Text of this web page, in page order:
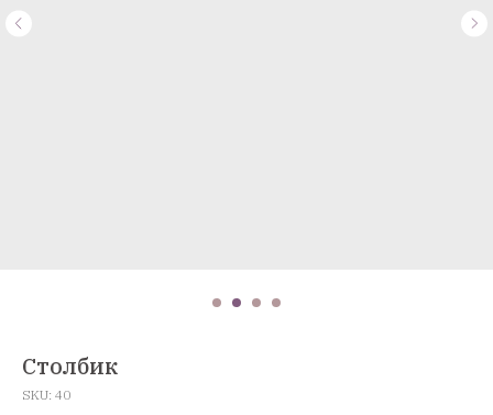
Столбик
SKU: 40